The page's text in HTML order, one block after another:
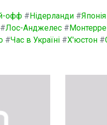
офф #Нідерланди #Японія
#Лос-Анджелес #
#Час в Україні #Х'юстон #